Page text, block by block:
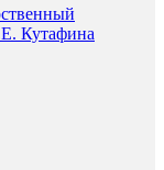
Кутафина